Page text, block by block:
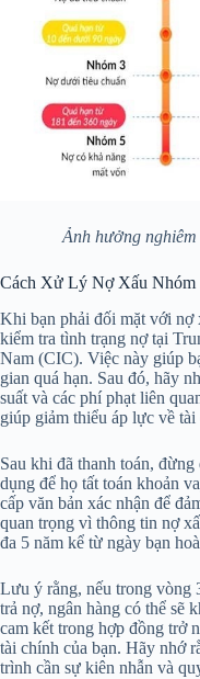
Ảnh hưởng
Cách Xử Lý Nợ Xấu Nhóm
Khi bạn phải đối mặt với nợ
kiểm tra tình trạng nợ tại
Nam (CIC). Việc này giúp
gian quá hạn. Sau đó, hãy
suất và các phí phạt liên
giúp giảm thiểu áp lực về tài
Sau khi đã thanh toán,
dụng để họ tất toán khoản
cấp văn bản xác nhận để
quan trọng vì thông tin nợ
đa 5 năm kể từ ngày bạn
Lưu ý rằng, nếu trong vòng
trả nợ, ngân hàng có thể sẽ
cam kết trong hợp đồng trở
tài chính của bạn. Hãy nhớ
trình cần sự kiên nhẫn và